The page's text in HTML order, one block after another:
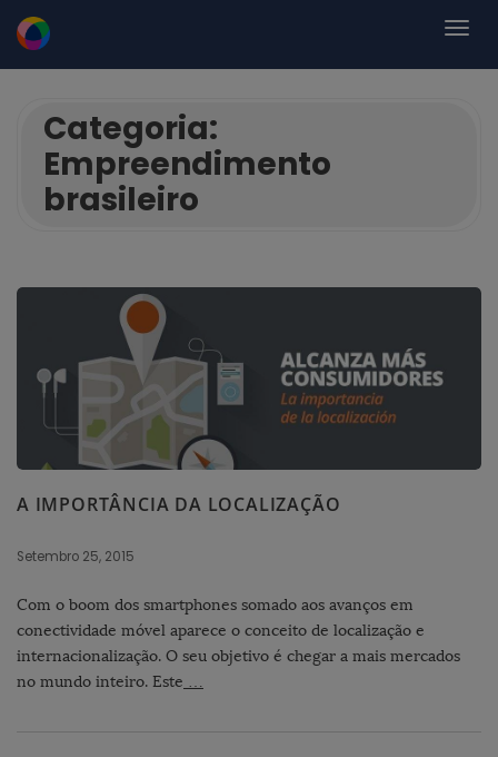
Categoria:
Empreendimento
brasileiro
A IMPORTÂNCIA DA LOCALIZAÇÃO
Setembro 25, 2015
Com o boom dos smartphones somado aos avanços em
conectividade móvel aparece o conceito de localização e
internacionalização. O seu objetivo é chegar a mais mercados
no mundo inteiro. Este …